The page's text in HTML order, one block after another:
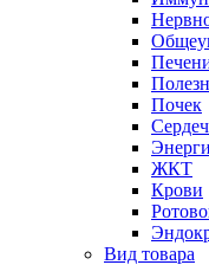
Почек
ЖКТ
Крови
Вид товара